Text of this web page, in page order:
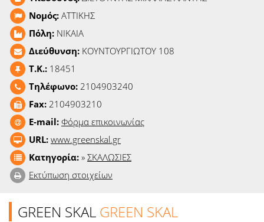
Ειδήσεις
Παιχνίδια
Ραδιόφωνο
Ταινίες
Νομός: ΑΤΤΙΚΗΣ
Πόλη: ΝΙΚΑΙΑ
Διεύθυνση: ΚΟΥΝΤΟΥΡΓΙΩΤΟΥ 108
T.K.: 18451
Τηλέφωνο: 2104903240
Fax: 2104903210
E-mail: Φόρμα επικοινωνίας
URL: www.greenskal.gr
Κατηγορία: » ΣΚΑΛΩΣΙΕΣ
Εκτύπωση στοιχείων
GREEN SKAL GREEN SKAL